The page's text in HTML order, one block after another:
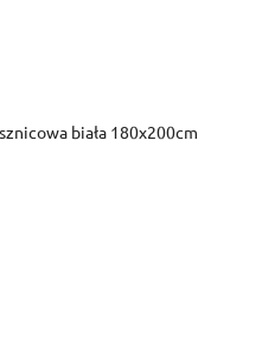
biała 180x200cm